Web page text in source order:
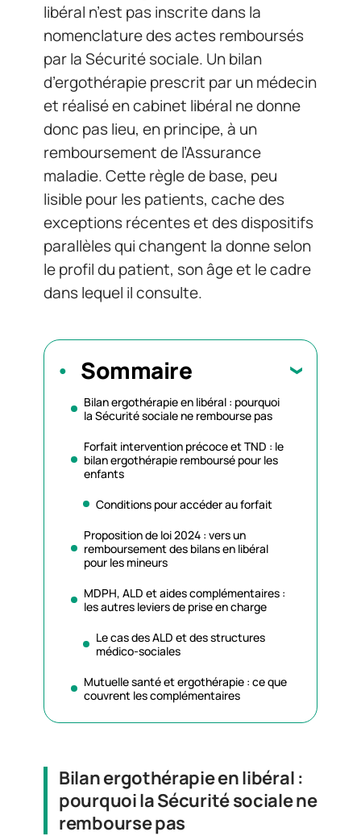
libéral n’est pas inscrite dans la
nomenclature des actes remboursés
par la Sécurité sociale. Un bilan
d’ergothérapie prescrit par un médecin
et réalisé en cabinet libéral ne donne
donc pas lieu, en principe, à un
remboursement de l’Assurance
maladie. Cette règle de base, peu
lisible pour les patients, cache des
exceptions récentes et des dispositifs
parallèles qui changent la donne selon
le profil du patient, son âge et le cadre
dans lequel il consulte.
Sommaire
Bilan ergothérapie en libéral : pourquoi
la Sécurité sociale ne rembourse pas
Forfait intervention précoce et TND : le
bilan ergothérapie remboursé pour les
enfants
Conditions pour accéder au forfait
Proposition de loi 2024 : vers un
remboursement des bilans en libéral
pour les mineurs
MDPH, ALD et aides complémentaires :
les autres leviers de prise en charge
Le cas des ALD et des structures
médico-sociales
Mutuelle santé et ergothérapie : ce que
couvrent les complémentaires
Bilan ergothérapie en libéral :
pourquoi la Sécurité sociale ne
rembourse pas